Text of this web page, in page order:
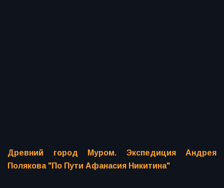
Древний город Муром. Экспедиция Андрея
Полякова "По Пути Афанасия Никитина"